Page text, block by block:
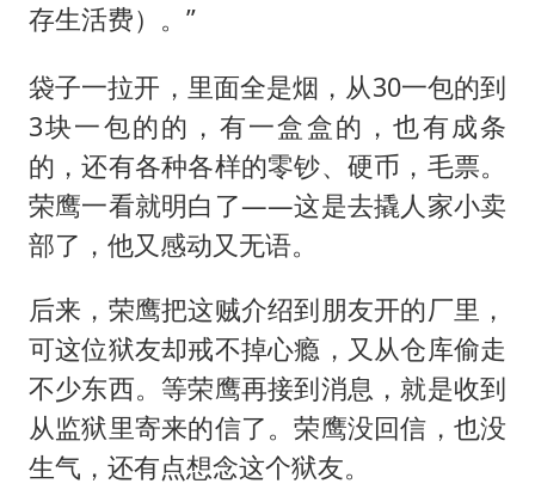
存生活费）。”
袋子一拉开，里面全是烟，从30一包的到
3块一包的的，有一盒盒的，也有成条
的，还有各种各样的零钞、硬币，毛票。
荣鹰一看就明白了——这是去撬人家小卖
部了，他又感动又无语。
后来，荣鹰把这贼介绍到朋友开的厂里，
可这位狱友却戒不掉心瘾，又从仓库偷走
不少东西。等荣鹰再接到消息，就是收到
从监狱里寄来的信了。荣鹰没回信，也没
生气，还有点想念这个狱友。